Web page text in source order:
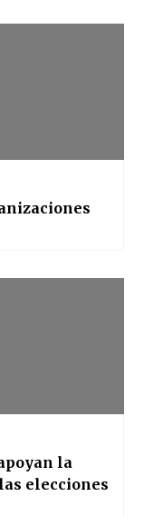
la
elecciones